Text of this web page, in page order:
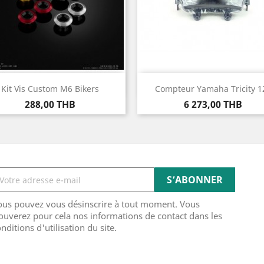
Kit Vis Custom M6 Bikers
Prix
288,00 THB
Aperçu rapide Compteur Yamaha Tricity
Prix
6 273,00 THB
Aperçu rapide
pouvez vous désinscrire à tout moment. Vous
pour cela nos informations de contact dans les
d'utilisation du site.